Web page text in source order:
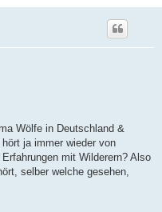
Wölfe in Deutschland &
ja immer wieder von
mit Wilderern? Also
selber welche gesehen,